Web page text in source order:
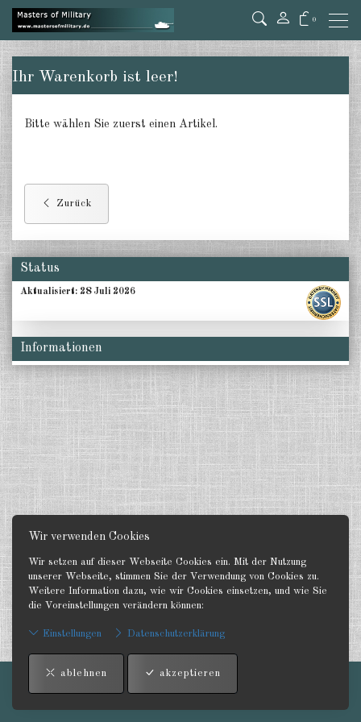
Wir verwenden Cookies
Wir setzen auf dieser Webseite Cookies ein. Mit der Nutzung
unserer Webseite, stimmen Sie der Verwendung von Cookies zu.
Weitere Information dazu, wie wir Cookies einsetzen, und wie Sie
die Voreinstellungen verändern können:
Einstellungen Datenschutzerklärung
ablehnen akzeptieren
0
Ihr Warenkorb ist leer!
Bitte wählen Sie zuerst einen Artikel.
Zurück
Status
Aktualisiert: 28 Juli 2026
Informationen